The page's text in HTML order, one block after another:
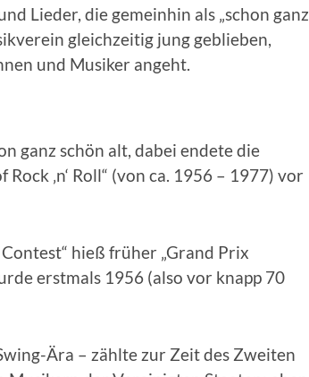
Lieder, die gemeinhin als „schon ganz
gleichzeitig jung geblieben,
und Musiker angeht.
ganz schön alt, dabei endete die
‚n‘ Roll“ (von ca. 1956 – 1977) vor
hieß früher „Grand Prix
erstmals 1956 (also vor knapp 70
Ära – zählte zur Zeit des Zweiten